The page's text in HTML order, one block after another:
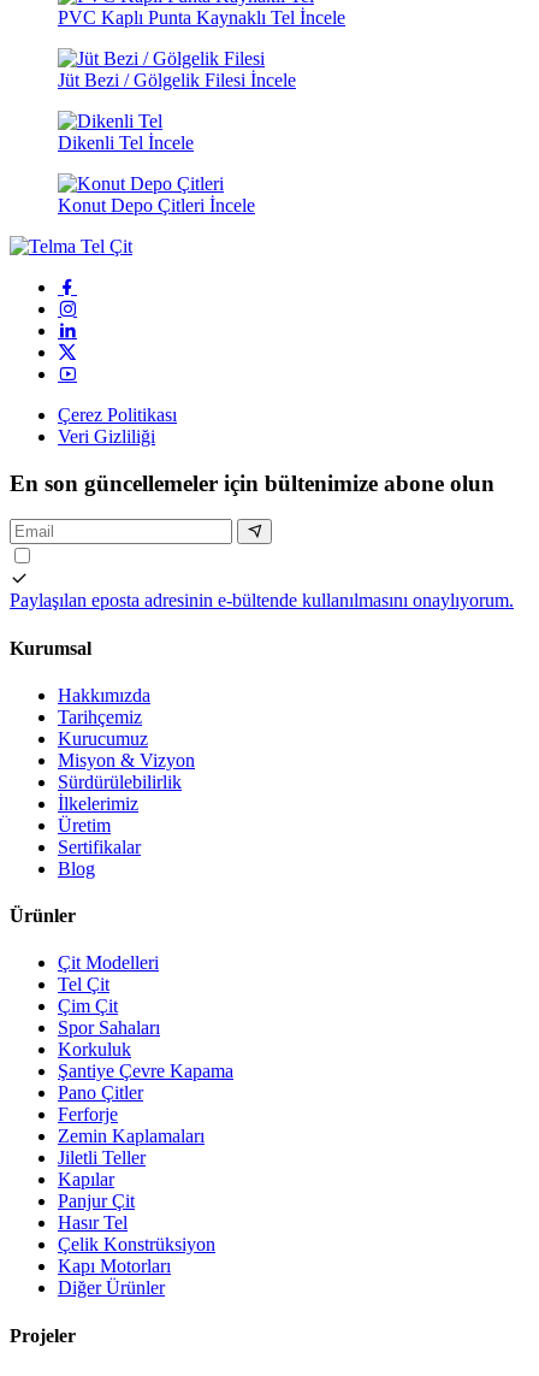
PVC Kaplı Punta Kaynaklı Tel İncele
Jüt Bezi / Gölgelik Filesi İncele
Dikenli Tel İncele
Konut Depo Çitleri İncele
Çerez Politikası
Veri Gizliliği
En son güncellemeler için bültenimize abone olun
Paylaşılan eposta adresinin e-bültende kullanılmasını onaylıyorum.
Kurumsal
Hakkımızda
Tarihçemiz
Kurucumuz
Misyon & Vizyon
Sürdürülebilirlik
İlkelerimiz
Üretim
Sertifikalar
Blog
Ürünler
Çit Modelleri
Tel Çit
Çim Çit
Spor Sahaları
Korkuluk
Şantiye Çevre Kapama
Pano Çitler
Ferforje
Zemin Kaplamaları
Jiletli Teller
Kapılar
Panjur Çit
Hasır Tel
Çelik Konstrüksiyon
Kapı Motorları
Diğer Ürünler
Projeler